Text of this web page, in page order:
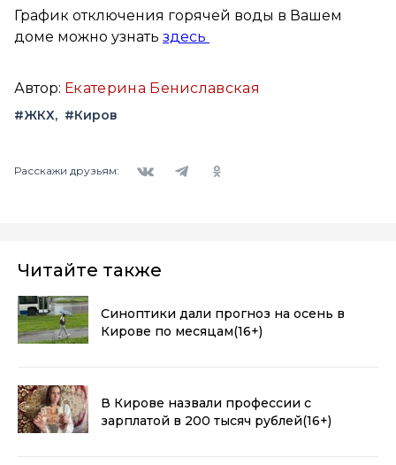
График отключения горячей воды в Вашем
доме можно узнать здесь
Автор: Екатерина Бениславская
#ЖКХ #Киров
Расскажи друзьям:
Читайте также
Синоптики дали прогноз на осень в
Кирове по месяцам(16+)
В Кирове назвали профессии с
зарплатой в 200 тысяч рублей(16+)